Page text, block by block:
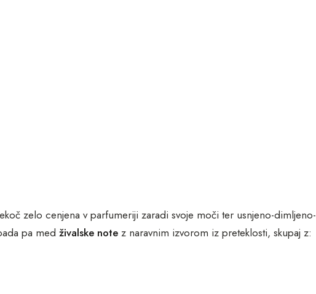
zelo cenjena v parfumeriji zaradi svoje moči ter usnjeno-dimljeno-
pa med živalske note z naravnim izvorom iz preteklosti, skupaj z: